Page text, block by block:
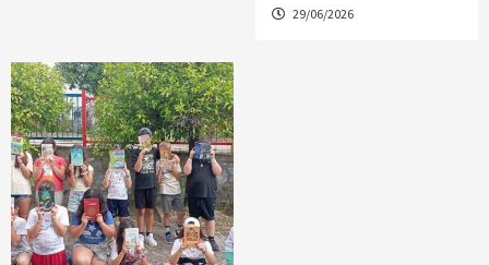
29/06/2026